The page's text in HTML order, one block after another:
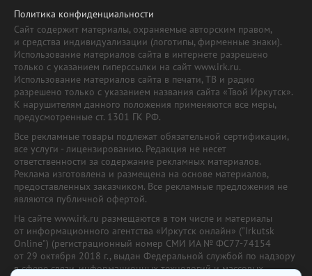
Политика конфиденциальности
Сайт содержит материалы, охраняемые авторским правом,
и средства индивидуализации (логотипы, фирменные знаки).
Использование материалов сайта в интернете разрешено
только с указанием гиперссылки на сайт www.irk.ru.
Использование материалов сайта в печати, ТВ и радио
разрешено только с указанием названия сайта «Твой Иркутск».
К нарушителям данного положения применяются все меры,
предусмотренные ст. 1301 ГК РФ.
Все рекламные товары подлежат обязательной сертификации,
все услуги - лицензированию. Редакция не несет
ответственности за содержание рекламных материалов.
Реклама изготовлена и размещена на основе материалов,
предоставленных заказчиком. Все рекламные предложения не
являются публичной офертой.
На сайте www.irk.ru размещаются в том числе и материалы
от информационного агентства «Иркутск онлайн» ("Irkutsk
Online") (регистрационный номер СМИ ИА № ФС77-74154
от 29 октября 2018 г., выдан Федеральной службой по надзору
в сфере связи, информационных технологий и массовых